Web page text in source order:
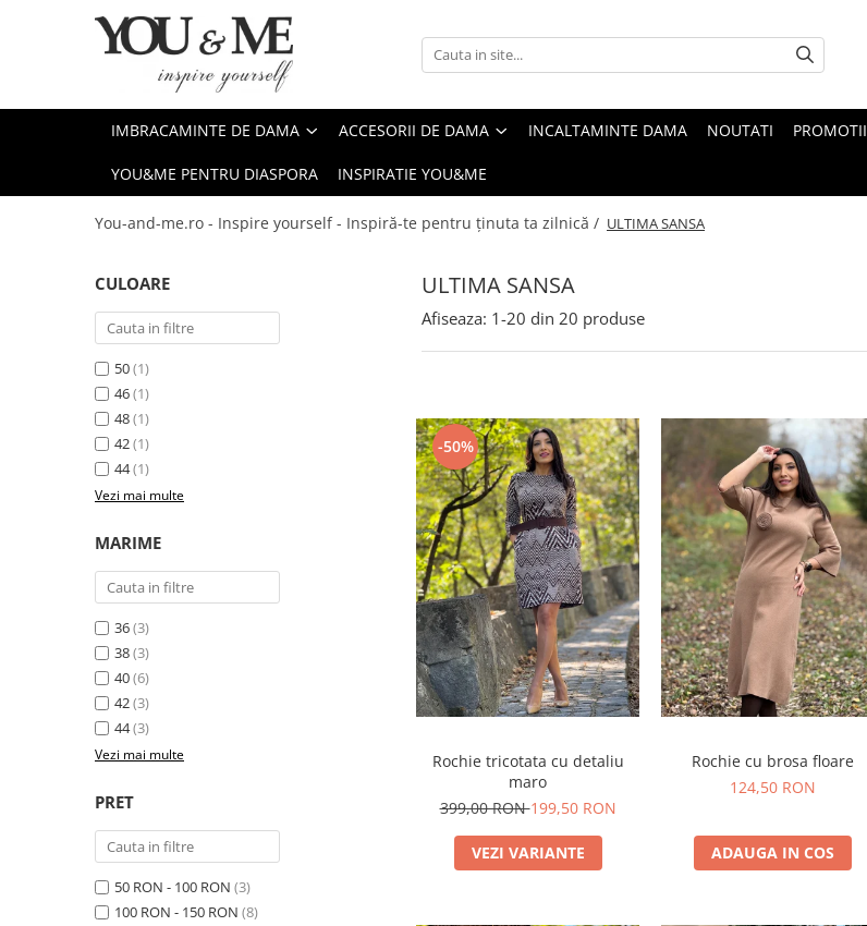
Imbracaminte de dama
Geci si jachete
Rochii de zi
Compleuri si costume
Costume de baie
Accesorii de dama
Coliere si brose
IMBRACAMINTE DE DAMA ACCESORII DE DAMA INCALTAMINTE DAMA NOUTATI PROMOTII
YOU&ME PENTRU DIASPORA INSPIRATIE YOU&ME
You-and-me.ro - Inspire yourself - Inspiră-te pentru ținuta ta zilnică / ULTIMA SANSA
ULTIMA SANSA
CULOARE
50(1)
46(1)
48(1)
42(1)
44(1)
Vezi mai multe
MARIME
36(3)
38(3)
40(6)
42(3)
44(3)
Vezi mai multe
PRET
50 RON - 100 RON (3)
100 RON - 150 RON (8)
Afiseaza: 1-20 din 20 produse
-50%
Rochie tricotata cu detaliu
maro
399,00 RON199,50 RON
VEZI VARIANTE
Rochie cu brosa floare
124,50 RON
ADAUGA IN COS